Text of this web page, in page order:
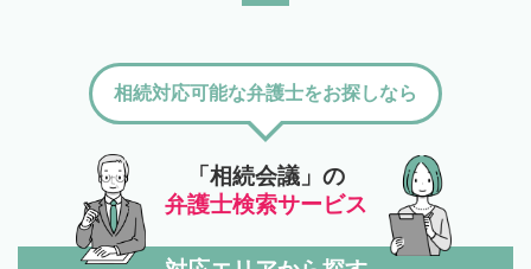
「相続会議」の
弁護士検索サービス
相続対応可能な弁護士をお探しなら